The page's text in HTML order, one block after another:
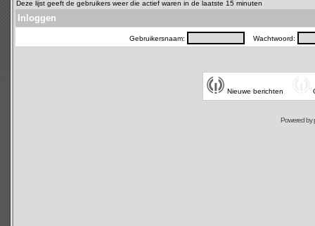
Deze lijst geeft de gebruikers weer die actief waren in de laatste 15 minuten
Inloggen
Gebruikersnaam: Wachtwoord:
Nieuwe berichten
Powered by